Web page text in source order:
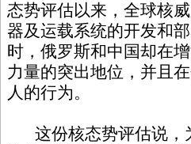
态势评估以来，全球核
器及运载系统的开发和
时，俄罗斯和中国却在
力量的突出地位，并且
人的行为。
这份核态势评估说，